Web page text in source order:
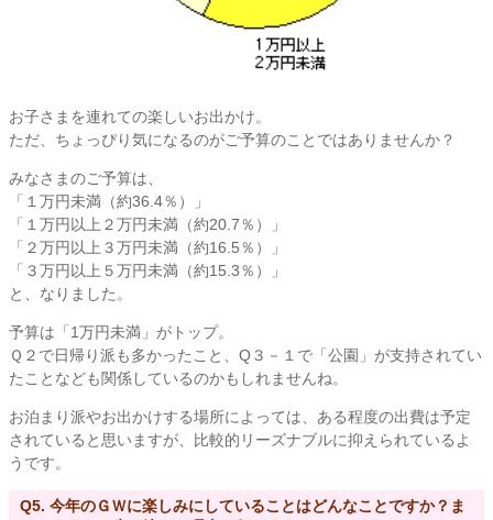
お子さまを連れての楽しいお出かけ。
ただ、ちょっぴり気になるのがご予算のことではありませんか？
みなさまのご予算は、
「１万円未満（約36.4％）」
「１万円以上２万円未満（約20.7％）」
「２万円以上３万円未満（約16.5％）」
「３万円以上５万円未満（約15.3％）」
と、なりました。
予算は「1万円未満」がトップ。
Ｑ２で日帰り派も多かったこと、Q３－１で「公園」が支持されてい
たことなども関係しているのかもしれませんね。
お泊まり派やお出かけする場所によっては、ある程度の出費は予定
されていると思いますが、比較的リーズナブルに抑えられているよ
うです。
Q5. 今年のＧＷに楽しみにしていることはどんなことですか？ま